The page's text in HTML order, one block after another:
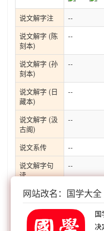
说文解字注
--
说文解字 (陈
刻本)
--
说文解字 (孙
刻本)
--
说文解字 (日
藏本)
--
说文解字 (汲
古阁)
--
说文系传
--
说文解字句
读
--
说文通训定
声
--
说文解字义
--
网站改名：国学大全
国
决